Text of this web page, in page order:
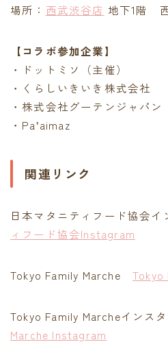
場所： 西武渋谷店 地下1階
【コラボ参加企業】
・ドットミソ（主催）
・くらしいきいき株式会社
・株式会社グーテンジャパン
・Pa’aimaz
関連リンク
日本マタニティフード協会
ィフード協会Instagram
Tokyo Family Marche Tokyo
Tokyo Family Marcheイン
Marche Instagram